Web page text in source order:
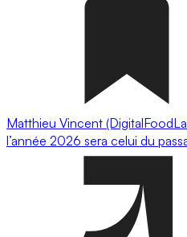
Matthieu Vincent
l’année 2026 sera celui du